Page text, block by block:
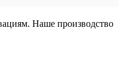
Наше производство